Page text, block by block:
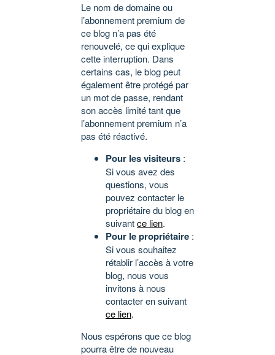
Le nom de domaine ou
l’abonnement premium de
ce blog n’a pas été
renouvelé, ce qui explique
cette interruption. Dans
certains cas, le blog peut
également être protégé par
un mot de passe, rendant
son accès limité tant que
l’abonnement premium n’a
pas été réactivé.
Pour les visiteurs :
Si vous avez des
questions, vous
pouvez contacter le
propriétaire du blog en
suivantce lien.
Pour le propriétaire :
Si vous souhaitez
rétablir l’accès à votre
blog, nous vous
invitons à nous
contacter en suivant
ce lien.
Nous espérons que ce blog
pourra être de nouveau